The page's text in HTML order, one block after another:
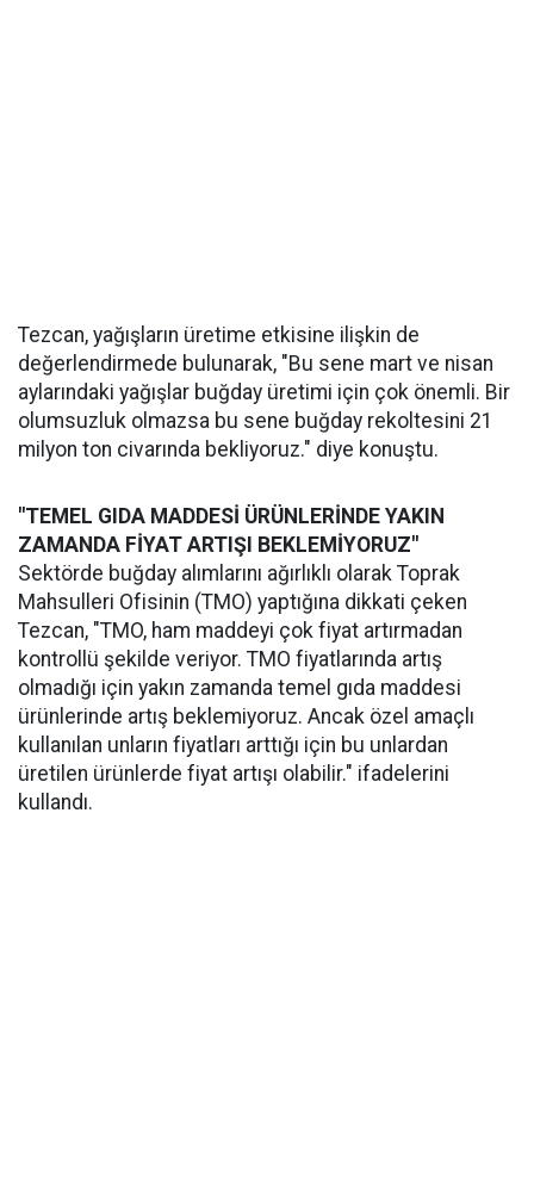
Tezcan, yağışların üretime etkisine ilişkin de
değerlendirmede bulunarak, "Bu sene mart ve nisan
aylarındaki yağışlar buğday üretimi için çok önemli. Bir
olumsuzluk olmazsa bu sene buğday rekoltesini 21
milyon ton civarında bekliyoruz." diye konuştu.
"TEMEL GIDA MADDESİ ÜRÜNLERİNDE YAKIN
ZAMANDA FİYAT ARTIŞI BEKLEMİYORUZ"
Sektörde buğday alımlarını ağırlıklı olarak Toprak
Mahsulleri Ofisinin (TMO) yaptığına dikkati çeken
Tezcan, "TMO, ham maddeyi çok fiyat artırmadan
kontrollü şekilde veriyor. TMO fiyatlarında artış
olmadığı için yakın zamanda temel gıda maddesi
ürünlerinde artış beklemiyoruz. Ancak özel amaçlı
kullanılan unların fiyatları arttığı için bu unlardan
üretilen ürünlerde fiyat artışı olabilir." ifadelerini
kullandı.